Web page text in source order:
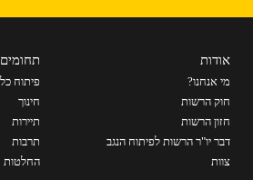
אודות
מי אנחנו?
חוק הרשות
חזון הרשות
דבר יו"ר הרשות לפיתוח הנגב
צוות
תחומים
פיתוח
חינוך
תיירות
תרבות